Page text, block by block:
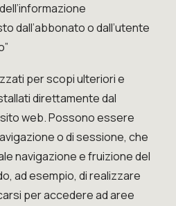
dall’abbonato o dall’utente
per scopi ulteriori e
direttamente dal
web. Possono essere
o di sessione, che
navigazione e fruizione del
ad esempio, di realizzare
per accedere ad aree